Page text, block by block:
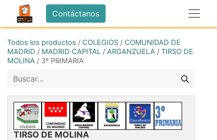
Contáctanos
Todos los productos / COLEGIOS / COMUNIDAD DE
MADRID / MADRID CAPITAL / ARGANZUELA / TIRSO DE
MOLINA / 3º PRIMARIA
TIRSO DE MOLINA